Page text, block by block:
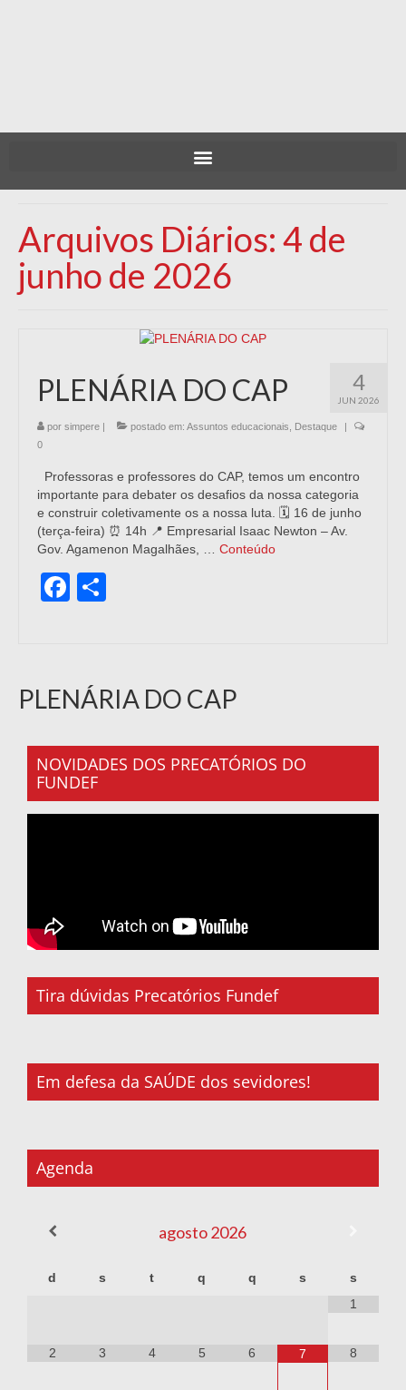
Arquivos Diários: 4 de
junho de 2026
4
JUN 2026
PLENÁRIA DO CAP
por simpere postado em: Assuntos educacionais Destaque
0
Professoras e professores do CAP, temos um encontro
importante para debater os desafios da nossa categoria
e construir coletivamente os a nossa luta. 🗓️ 16 de junho
(terça-feira) ⏰ 14h 📍 Empresarial Isaac Newton – Av.
Gov. Agamenon Magalhães, … Conteúdo
Facebook
PLENÁRIA DO CAP
NOVIDADES DOS PRECATÓRIOS DO
FUNDEF
Tira dúvidas Precatórios Fundef
Em defesa da SAÚDE dos sevidores!
Agenda
agosto2026
d s t q q s
s
1
2 3 4 5 6 7 8